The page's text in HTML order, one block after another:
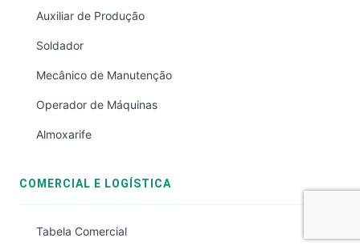
Auxiliar de Produção
Soldador
Mecânico de Manutenção
Operador de Máquinas
Almoxarife
COMERCIAL E LOGÍSTICA
Tabela Comercial